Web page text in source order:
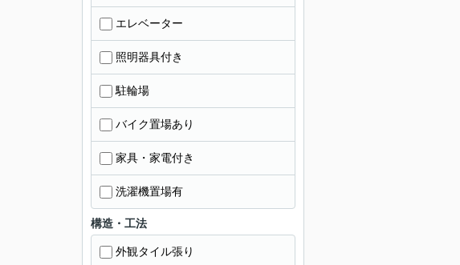
エレベーター
照明器具付き
駐輪場
バイク置場あり
家具・家電付き
洗濯機置場有
構造・工法
外観タイル張り